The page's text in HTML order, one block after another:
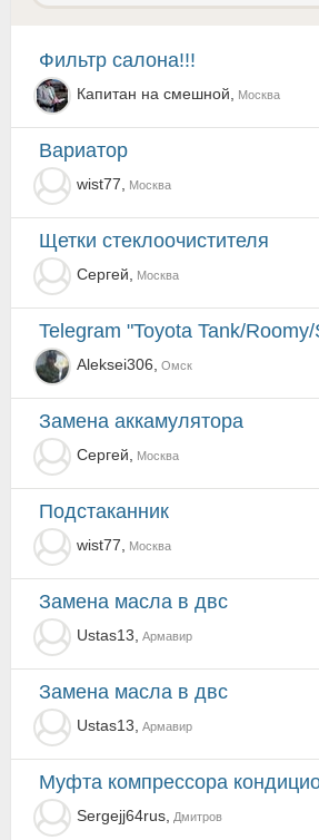
Фильтр салона!!!
Капитан на смешной, Москва
Вариатор
wist77, Москва
Щетки стеклоочистителя
Сергей, Москва
telegram "Toyota Tank/Roomy/Subaru Justy/Daihatsu
Aleksei306, Омск
Замена аккамулятора
Сергей, Москва
Подстаканник
wist77, Москва
Замена масла в двс
Ustas13, Армавир
Замена масла в двс
Ustas13, Армавир
Муфта компрессора
Sergejj64rus, Дмитров